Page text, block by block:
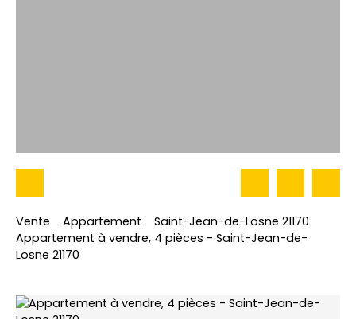
Vente Appartement
Saint-Jean-de-Losne 21170
Appartement à vendre, 4 pièces - Saint-Jean-de-
Losne 21170